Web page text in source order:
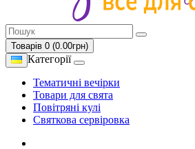
Товарів 0 (0.00грн)
Категорії
Тематичні вечірки
Товари для свята
Повітряні кулі
Святкова сервіровка